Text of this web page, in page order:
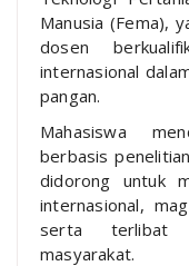
Manusia (Fema),
dosen
internasional
pangan.
Mahasiswa
berbasis
didorong untuk
internasional,
serta terlibat
masyarakat.